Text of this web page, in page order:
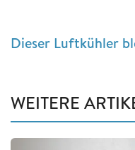
Dieser Luftkühler
WEITERE